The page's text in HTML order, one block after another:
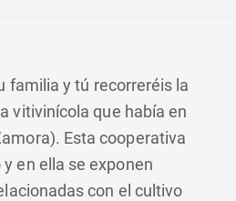
familia y tú recorreréis la
vitivinícola que había en
Esta cooperativa
en ella se exponen
con el cultivo